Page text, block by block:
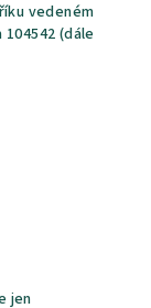
vedeném
(dále
jen